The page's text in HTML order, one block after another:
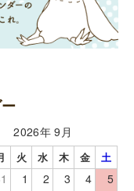
2026年 9月
火 水 木 金 土
1 2 3 4 5